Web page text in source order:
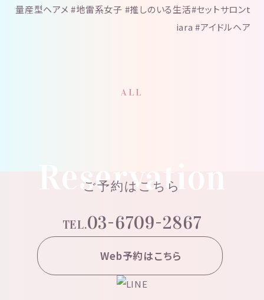
量産型ヘアメ #地雷系女子 #推しのいる生活#セットサロンt
iara #アイドルヘア
ALL
Reservation
ご予約はこちら
TEL.03-6709-2867
Web予約はこちら